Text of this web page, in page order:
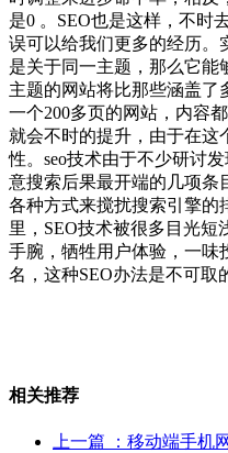
是0 。SEO也是这样，不时
误可以给我们更多的经历。
是关于同一主题，那么它能
主题的网站将比那些涵盖了
一个200多页的网站，内容
就会不时的提升，由于在这
性。seo技术由于不少研讨
意搜索后果最开端的几项条
各种方式来搅扰搜索引擎的
里，SEO技术被很多目光短
手腕，牺牲用户体验，一味
名，这种SEO办法是不可取
相关推荐
上一篇
：移动端手机